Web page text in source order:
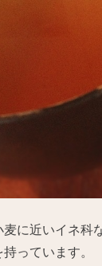
に近いイネ科
っています。